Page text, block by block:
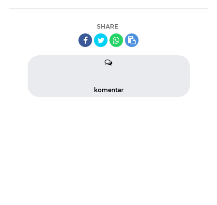
SHARE
komentar